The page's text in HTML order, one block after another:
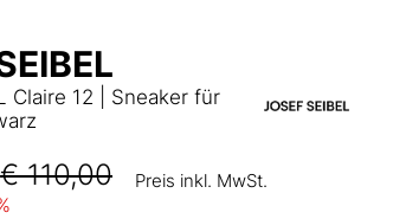
Claire 12 | Sneaker für
€ 110,00 Preis inkl. MwSt.